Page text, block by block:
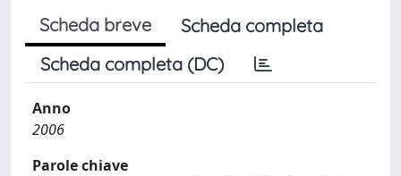
Scheda breve
Scheda completa
Scheda completa (DC)
Anno
2006
Parole chiave